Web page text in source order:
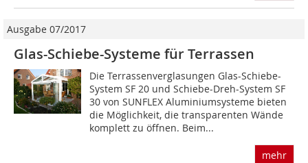
Ausgabe 07/2017
Glas-Schiebe-Systeme für Terrassen
Die Terrassenverglasungen Glas-Schiebe-
System SF 20 und Schiebe-Dreh-System SF
30 von SUNFLEX Aluminiumsysteme bieten
die Möglichkeit, die transparenten Wände
komplett zu öffnen. Beim...
mehr